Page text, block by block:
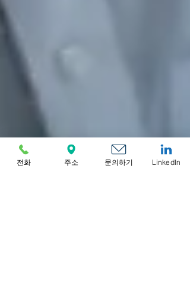
전화 주소 문의하기 LinkedIn